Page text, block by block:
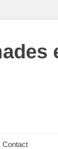
Contact